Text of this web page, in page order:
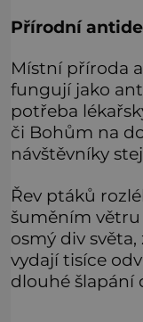
Přírodní
Místní příroda
fungují jako
potřeba
či Bohům na
návštěvníky
Řev ptáků
šuměním
osmý div
vydají tisíce
dlouhé šlapání